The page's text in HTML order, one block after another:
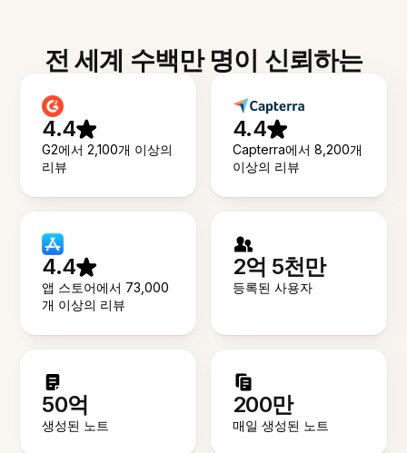
전 세계 수백만 명이 신뢰하는
4.4
G2에서 2,100개 이상의
리뷰
4.4
Capterra에서 8,200개
이상의 리뷰
4.4
앱 스토어에서 73,000
개 이상의 리뷰
2억 5천만
등록된 사용자
50억
생성된 노트
200만
매일 생성된 노트